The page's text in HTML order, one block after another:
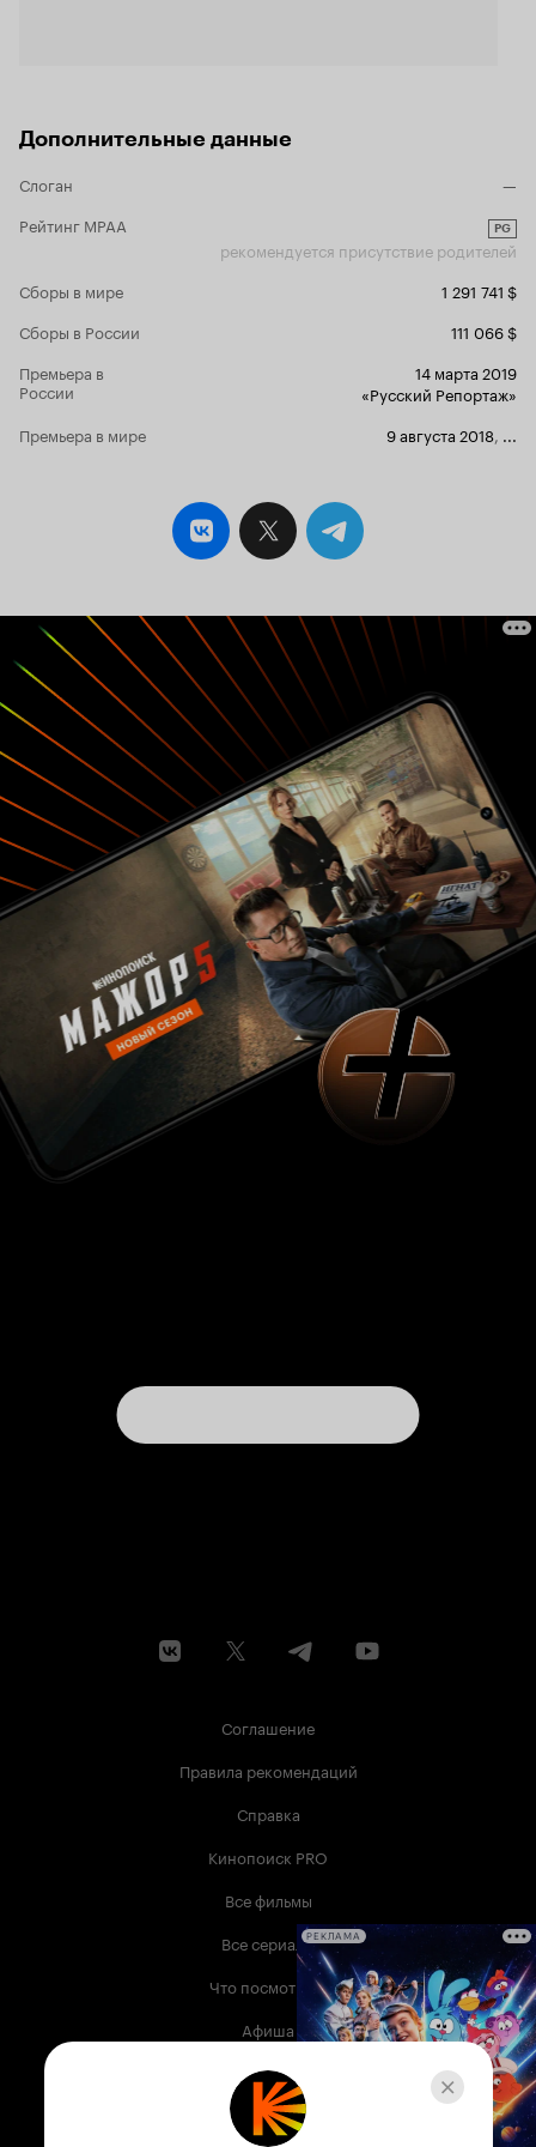
Хрусталёв) очень хочется всемирной славы.
Друзья Норма всегда ему помогают, и он не
Дополнительные данные
Слоган
—
Рейтинг MPAA
PG
рекомендуется присутствие родителей
Сборы в мире
1 291 741 $
Сборы в России
111 066 $
Премьера в
России
14 марта 2019
«Русский Репортаж»
Премьера в мире
9 августа 2018
Соглашение
Правила рекомендаций
Справка
Кинопоиск PRO
Все фильмы
Все сериалы
Что посмотреть
Афиша
Музыка
Телепрограмма
РЕКЛАМА